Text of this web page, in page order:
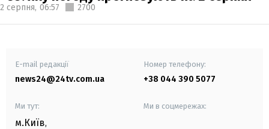
2 серпня, 06:57 2700
E-mail редакції
news24@24tv.com.ua
Номер телефону:
+38 044 390 5077
Ми тут:
м.Київ,
Ми в соцмережах: